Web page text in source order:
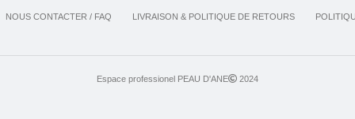
NOUS CONTACTER / FAQ LIVRAISON & POLITIQUE DE RETOURS
Espace professionel PEAU D'ANE 2024